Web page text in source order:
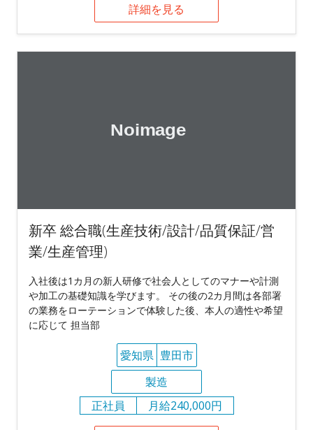
詳細を見る
新卒 総合職(生産技術/設計/品質保証/営
業/生産管理)
入社後は1カ月の新人研修で社会人としてのマナーや計測
や加工の基礎知識を学びます。 その後の2カ月間は各部署
の業務をローテーションで体験した後、本人の適性や希望
に応じて 担当部
愛知県 豊田市
製造
正社員
月給240,000円